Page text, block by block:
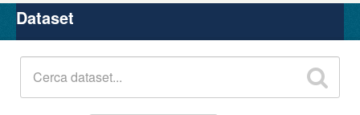
Organizzazioni
Gruppi
Dataset